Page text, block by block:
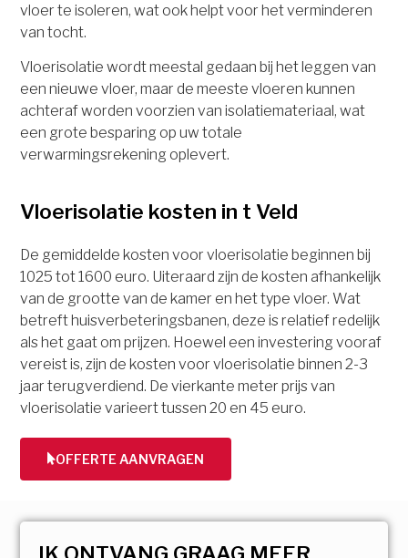
vloer te isoleren, wat ook helpt voor het verminderen
van tocht.
Vloerisolatie wordt meestal gedaan bij het leggen van
een nieuwe vloer, maar de meeste vloeren kunnen
achteraf worden voorzien van isolatiemateriaal, wat
een grote besparing op uw totale
verwarmingsrekening oplevert.
Vloerisolatie kosten in t Veld
De gemiddelde kosten voor vloerisolatie beginnen bij
1025 tot 1600 euro. Uiteraard zijn de kosten afhankelijk
van de grootte van de kamer en het type vloer. Wat
betreft huisverbeteringsbanen, deze is relatief redelijk
als het gaat om prijzen. Hoewel een investering vooraf
vereist is, zijn de kosten voor vloerisolatie binnen 2-3
jaar terugverdiend. De vierkante meter prijs van
vloerisolatie varieert tussen 20 en 45 euro.
OFFERTE AANVRAGEN